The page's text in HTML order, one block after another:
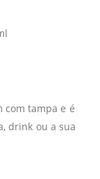
com tampa e é
drink ou a sua